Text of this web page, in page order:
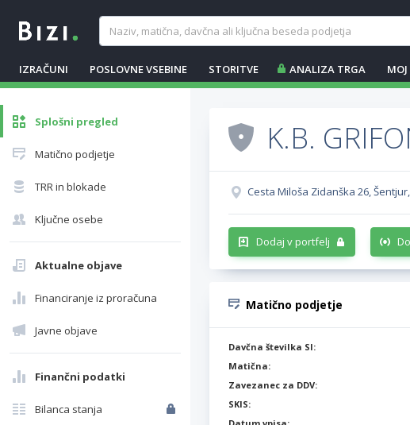
IZRAČUNI POSLOVNE VSEBINE STORITVE ANALIZA TRGA
Splošni pregled
Matično podjetje
TRR in blokade
Ključne osebe
Aktualne objave
Financiranje iz proračuna
Javne objave
Finančni podatki
Bilanca stanja
K.B.
Cesta Miloša Zidanška 26,
Dodaj v portfelj
Matično podjetje
Davčna številka SI:
Matična:
Zavezanec za DDV:
SKIS: